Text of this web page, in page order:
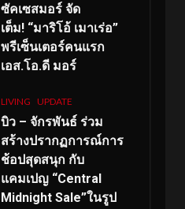
ซัคเซสมอร์ จัด
เต็ม! “มาริโอ้ เมาเร่อ”
พรีเซ็นเตอร์คนแรก
เอส.โอ.ดี มอร์
LIVING UPDATE
บิว – จักรพันธ์ ร่วม
สร้างปรากฏการณ์การ
ช้อปสุดสนุก กับ
แคมเปญ “Central
Midnight Sale”ในรูป